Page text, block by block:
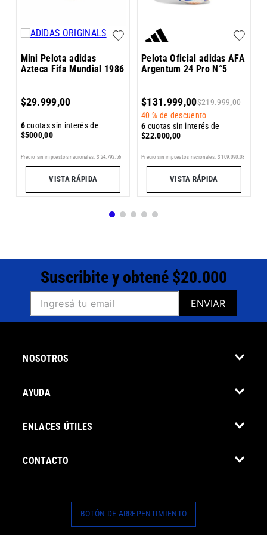
Mini Pelota adidas
Azteca Fifa Mundial 1986
$29.999,00
6cuotas sin interés de
$5000,00
Precio sin impuestos nacionales: $ 24 792 56
VISTA RÁPIDA
Pelota Oficial adidas AFA
Argentum 24 Pro N°5
$131 .999,00$219.999,00
40 % de descuento
6 cuotas sin interés de
$22.000,00
Precio sin impuestos nacionales: $ 109 090 08
VISTA RÁPIDA
Suscribite y obtené $20.000
ENVIAR
NOSOTROS
AYUDA
ENLACES ÚTILES
CONTACTO
BOTÓN DE ARREPENTIMIENTO